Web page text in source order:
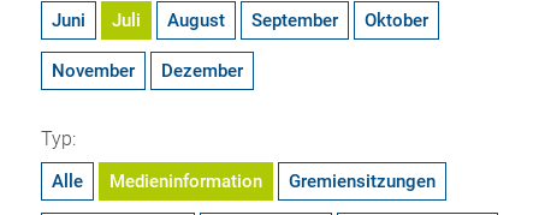
Juni Juli August September Oktober
November Dezember
Typ:
Alle Medieninformation Gremiensitzungen